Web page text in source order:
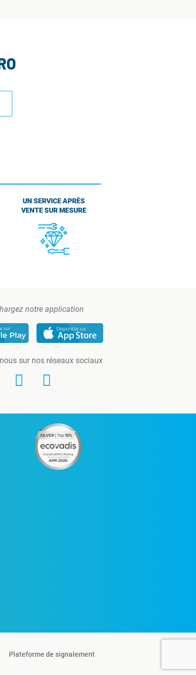
UN SERVICE APRÈS
VENTE SUR MESURE
notre application
sur nos réseaux sociaux
Plateforme de signalement